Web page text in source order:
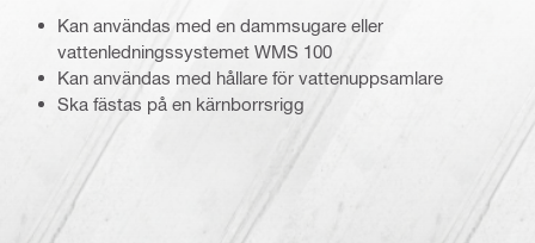
Kan användas med en dammsugare eller
vattenledningssystemet WMS 100
Kan användas med hållare för vattenuppsamlare
Ska fästas på en kärnborrsrigg